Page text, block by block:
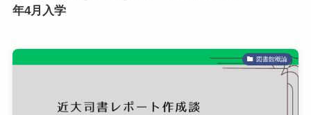
年4月入学
図書館概論